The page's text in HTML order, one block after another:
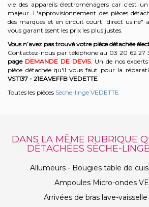
vie des appareils électroménagers car c'est
majeur. L'approvisionnement des pièces
des marques et en circuit court "direct usine"
vous garantissent les prix les plus justes.
Vous n’avez pas trouvé votre pièce détachée
Contactez-nous par téléphone au 03 20 62 27
page DEMANDE DE DEVIS. Un de nos
pièce détachée qu'il vous faut pour la
VST137 - 21EAVEFFB VEDETTE
Toutes les pièces Sèche-linge VEDETTE
DANS LA MÊME RUBRIQUE
DÉTACHÉES SÈCHE-
Allumeurs - Bougies table de
Ampoules Micro-ondes
Arrivées de bras lave-vaisselle